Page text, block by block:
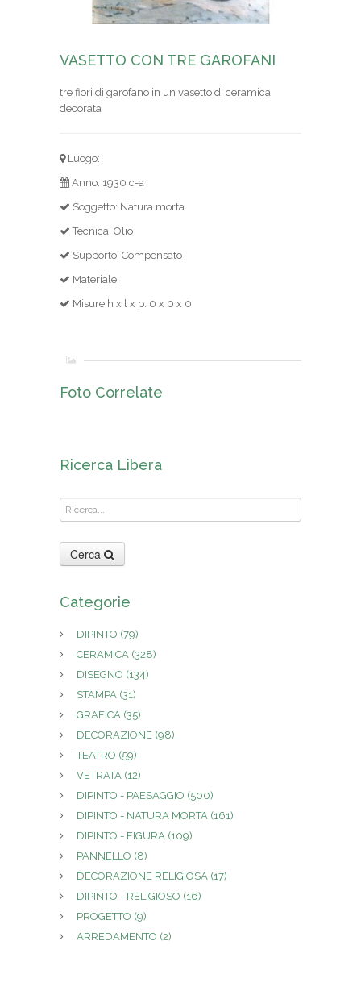
VASETTO CON TRE GAROFANI
tre fiori di garofano in un vasetto di ceramica
decorata
Luogo:
Anno: 1930 c-a
Soggetto: Natura morta
Tecnica: Olio
Supporto: Compensato
Materiale:
Misure h x l x p: 0 x 0 x 0
Foto Correlate
Ricerca Libera
Cerca
Categorie
DIPINTO (79)
CERAMICA (328)
DISEGNO (134)
STAMPA (31)
GRAFICA (35)
DECORAZIONE (98)
TEATRO (59)
VETRATA (12)
DIPINTO - PAESAGGIO (500)
DIPINTO - NATURA MORTA (161)
DIPINTO - FIGURA (109)
PANNELLO (8)
DECORAZIONE RELIGIOSA (17)
DIPINTO - RELIGIOSO (16)
PROGETTO (9)
ARREDAMENTO (2)